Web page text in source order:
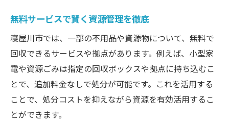
無料サービスで賢く資源管理を徹底
寝屋川市では、一部の不用品や資源物について、無料で
回収できるサービスや拠点があります。例えば、小型家
電や資源ごみは指定の回収ボックスや拠点に持ち込むこ
とで、追加料金なしで処分が可能です。これを活用する
ことで、処分コストを抑えながら資源を有効活用するこ
とができます。